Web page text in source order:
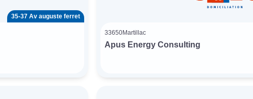
35-37 Av auguste ferret
33650Martillac
Apus Energy Consulting